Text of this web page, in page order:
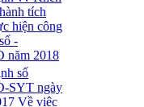
tích
hiện công
-
năm 2018
số
SYT ngày
Về việc